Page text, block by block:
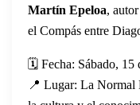
Martín Epeloa,
el Compás entre
🗓️ Fecha: Sábado,
📍 Lugar: La Normal